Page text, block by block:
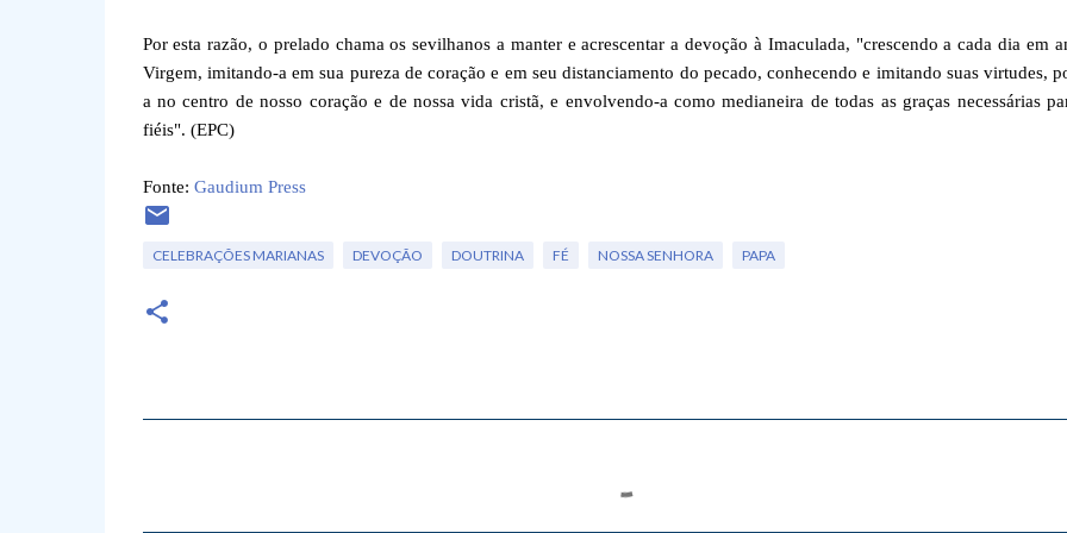
Por esta razão, o prelado chama os sevilhanos a manter e acrescentar a devoção à Imaculada, "crescendo a cada dia em
Virgem, imitando-a em sua pureza de coração e em seu distanciamento do pecado, conhecendo e imitando suas virtudes,
a no centro de nosso coração e de nossa vida cristã, e envolvendo-a como medianeira de todas as graças necessárias
fiéis". (EPC)
Fonte: Gaudium Press
CELEBRAÇÕES MARIANAS DEVOÇÃO DOUTRINA FÉ NOSSA SENHORA PAPA